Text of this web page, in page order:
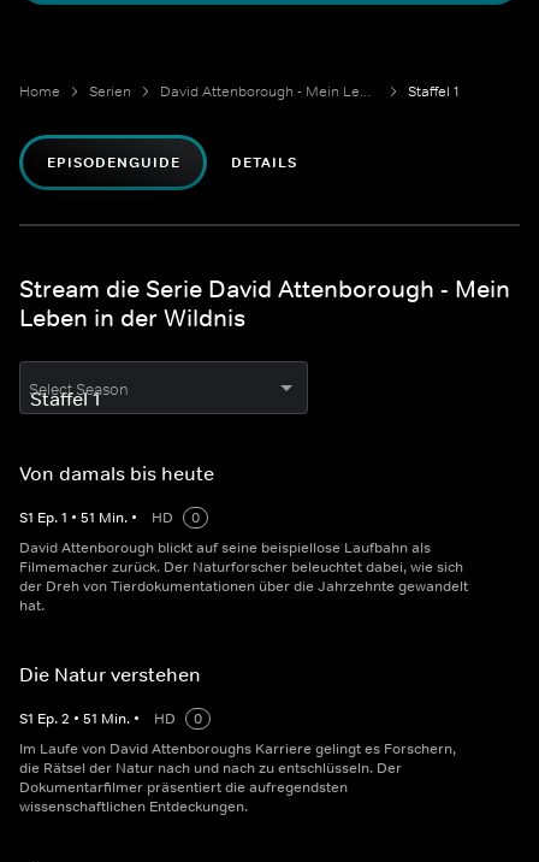
Home Serien David Attenborough - Mein Leben in der Wildnis Staffel 1
EPISODENGUIDE DETAILS
Stream die Serie David Attenborough - Mein
Leben in der Wildnis
Select Season
Von damals bis heute
S1 Ep.1 • 51 Min. • HD
0
David Attenborough blickt auf seine beispiellose Laufbahn als
Filmemacher zurück. Der Naturforscher beleuchtet dabei, wie sich
der Dreh von Tierdokumentationen über die Jahrzehnte gewandelt
hat.
Die Natur verstehen
S1 Ep.2 • 51 Min. • HD
0
Im Laufe von David Attenboroughs Karriere gelingt es Forschern,
die Rätsel der Natur nach und nach zu entschlüsseln. Der
Dokumentarfilmer präsentiert die aufregendsten
wissenschaftlichen Entdeckungen.